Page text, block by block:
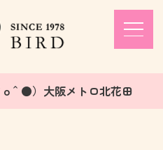
＾●）大阪メトロ北花田